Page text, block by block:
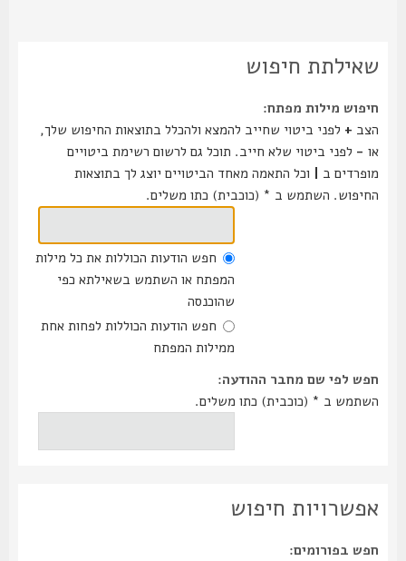
שאילתת חיפוש
חיפוש מילות מפתח:
+לפני ביטוי שחייב להמצא ולהכלל בתוצאות החיפוש שלך,
לפני ביטוי שלא חייב. תוכל גם לרשום רשימת ביטויים
מופרדים ב|וכל התאמה מאחד הביטויים יוצג לך בתוצאות
החיפוש. השתמש ב * (כוכבית) כתו משלים.
חפש הודעות הכוללות את כל מילות
המפתח או השתמש בשאילתא כפי
שהוכנסה
חפש הודעות הכוללות לפחות אחת
ממילות המפתח
חפש לפי שם מחבר ההודעה:
השתמש ב * (כוכבית) כתו משלים.
אפשרויות חיפוש
חפש בפורומים: